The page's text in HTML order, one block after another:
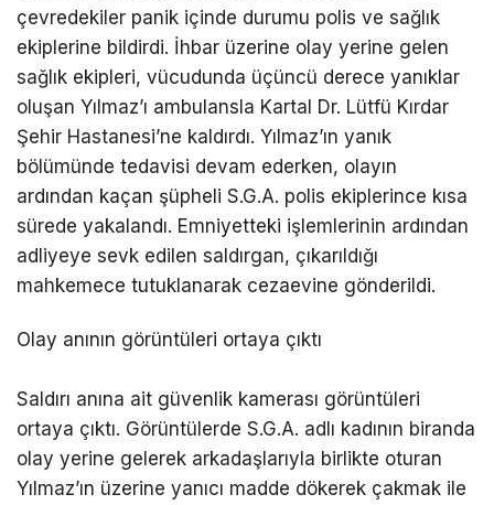
çevredekiler panik içinde durumu polis ve sağlık
ekiplerine bildirdi. İhbar üzerine olay yerine gelen
sağlık ekipleri, vücudunda üçüncü derece yanıklar
oluşan Yılmaz’ı ambulansla Kartal Dr. Lütfü Kırdar
Şehir Hastanesi’ne kaldırdı. Yılmaz’ın yanık
bölümünde tedavisi devam ederken, olayın
ardından kaçan şüpheli S.G.A. polis ekiplerince kısa
sürede yakalandı. Emniyetteki işlemlerinin ardından
adliyeye sevk edilen saldırgan, çıkarıldığı
mahkemece tutuklanarak cezaevine gönderildi.
Olay anının görüntüleri ortaya çıktı
Saldırı anına ait güvenlik kamerası görüntüleri
ortaya çıktı. Görüntülerde S.G.A. adlı kadının biranda
olay yerine gelerek arkadaşlarıyla birlikte oturan
Yılmaz’ın üzerine yanıcı madde dökerek çakmak ile